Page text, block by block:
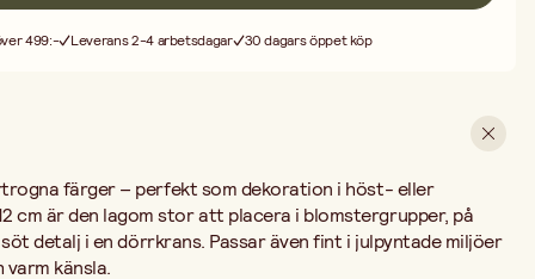
499:- Leverans 2-4 arbetsdagar 30 dagars öppet köp
färger – perfekt som dekoration i höst- eller
cm är den lagom stor att placera i blomstergrupper, på
detalj i en dörrkrans. Passar även fint i julpyntade miljöer
känsla.